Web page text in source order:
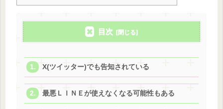
目次
X(ツイッター)でも告知されている
最悪ＬＩＮＥが使えなくなる可能性もある